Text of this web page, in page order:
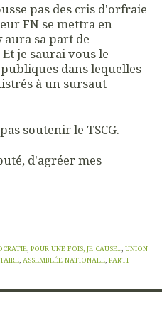
pas des cris d'orfraie
FN se mettra en
aura sa part de
je saurai vous le
dans lequelles
à un sursaut
soutenir le TSCG.
d'agréer mes
, POUR UNE FOIS, JE CAUSE..., UNION
,ASSEMBLÉE NATIONALE,PARTI